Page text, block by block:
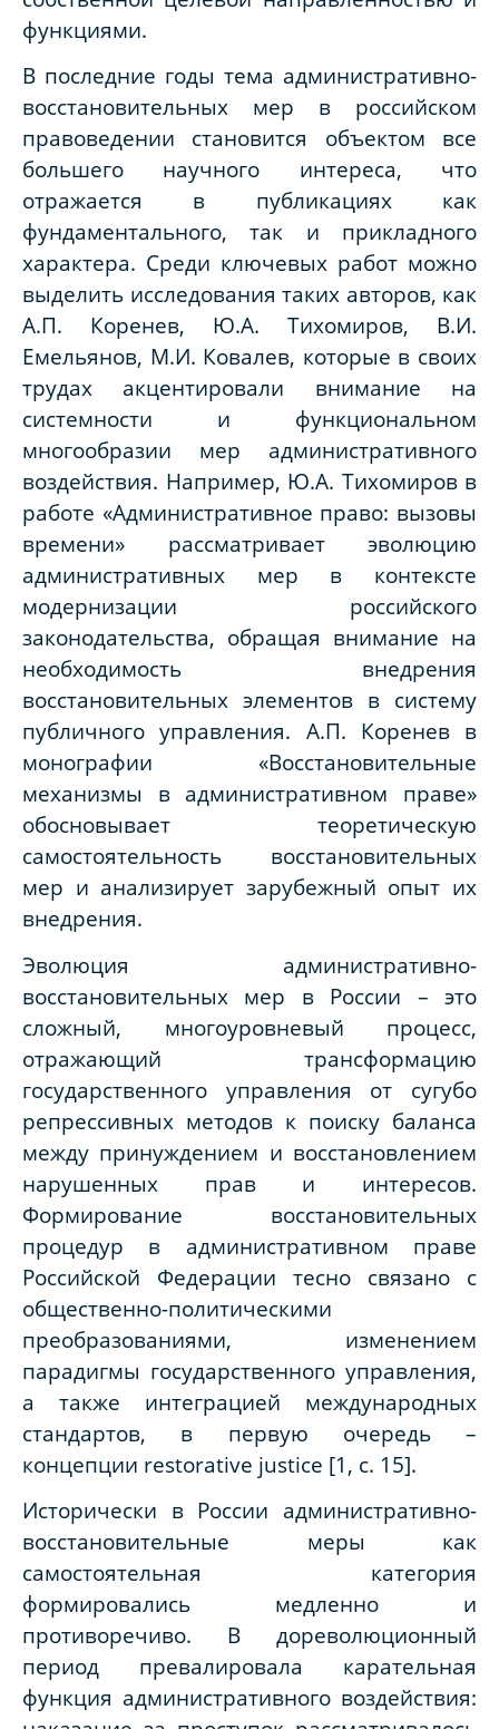
функциями.
В последние годы тема административно-
восстановительных мер в российском
правоведении становится объектом все
большего научного интереса, что
отражается в публикациях как
фундаментального, так и прикладного
характера. Среди ключевых работ можно
выделить исследования таких авторов, как
А.П. Коренев, Ю.А. Тихомиров, В.И.
Емельянов, М.И. Ковалев, которые в своих
трудах акцентировали внимание на
системности и функциональном
многообразии мер административного
воздействия. Например, Ю.А. Тихомиров в
работе «Административное право: вызовы
времени» рассматривает эволюцию
административных мер в контексте
модернизации российского
законодательства, обращая внимание на
необходимость внедрения
восстановительных элементов в систему
публичного управления. А.П. Коренев в
монографии «Восстановительные
механизмы в административном праве»
обосновывает теоретическую
самостоятельность восстановительных
мер и анализирует зарубежный опыт их
внедрения.
Эволюция административно-
восстановительных мер в России – это
сложный, многоуровневый процесс,
отражающий трансформацию
государственного управления от сугубо
репрессивных методов к поиску баланса
между принуждением и восстановлением
нарушенных прав и интересов.
Формирование восстановительных
процедур в административном праве
Российской Федерации тесно связано с
общественно-политическими
преобразованиями, изменением
парадигмы государственного управления,
а также интеграцией международных
стандартов, в первую очередь –
концепции restorative justice [1, c. 15].
Исторически в России административно-
восстановительные меры как
самостоятельная категория
формировались медленно и
противоречиво. В дореволюционный
период превалировала карательная
функция административного воздействия: